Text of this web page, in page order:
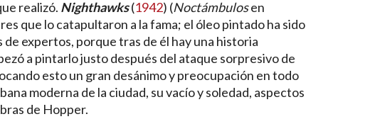
realizó. Nighthawks(1942) (Noctámbulosen
que lo catapultaron a la fama; el óleo pintado ha sido
expertos, porque tras de él hay una historia
a pintarlo justo después del ataque sorpresivo de
esto un gran desánimo y preocupación en todo
moderna de la ciudad, su vacío y soledad, aspectos
de Hopper.